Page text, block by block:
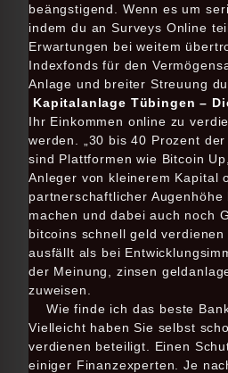
beängstigend. Wenn es um
indem du an Surveys Online
Erwartungen bei weitem
Indexfonds für den
Anlage und breiter Streuung
Kapitalanlage Tübingen –
Ihr Einkommen online zu
werden. „30 bis 40 Prozent
sind Plattformen wie Bitcoin
Anleger von kleinerem Kapital
partnerschaftlicher
machen und dabei auch noch
bitcoins schnell geld
ausfällt als bei
der Meinung, zinsen
zuweisen.
Wie finde ich das beste
Vielleicht haben Sie selbst
verdienen beteiligt. Einen
einiger Finanzexperten. Je